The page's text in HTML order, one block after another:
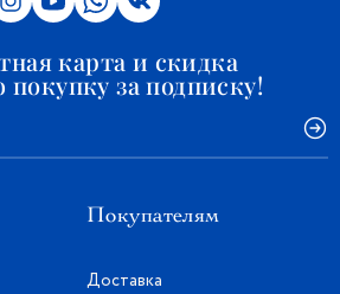
карта и скидка
покупку за подписку!
Покупателям
Доставка